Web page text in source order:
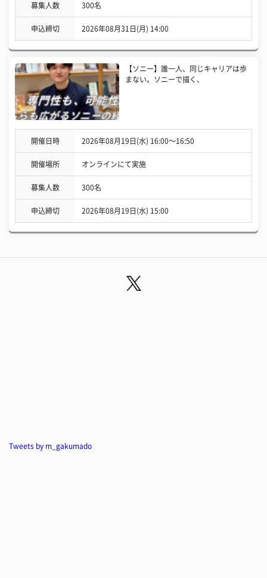
募集人数 300名
申込締切 2026年08月31日(月) 14:00
【ソニー】誰一人、同じキャリアは歩
まない。ソニーで描く、
開催日時 2026年08月19日(水) 16:00〜16:50
開催場所 オンラインにて実施
募集人数 300名
申込締切 2026年08月19日(水) 15:00
Tweets by m_gakumado